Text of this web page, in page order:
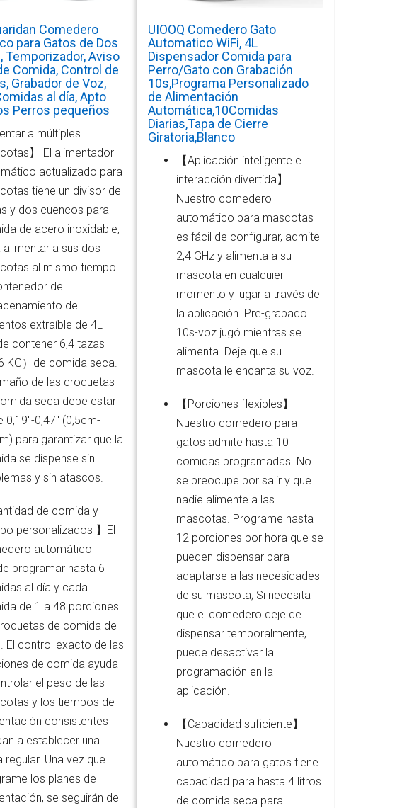
Comedero
para Gatos de Dos
Temporizador, Aviso
Comida, Control de
Grabador de Voz,
al día, Apto
Perros pequeños
a múltiples
】 El alimentador
actualizado para
tiene un divisor de
y dos cuencos para
de acero inoxidable,
alimentar a sus dos
al mismo tiempo.
de
de
extraíble de 4L
contener 6,4 tazas
KG）de comida seca.
de las croquetas
seca debe estar
0,19"-0,47" (0,5cm-
para garantizar que la
se dispense sin
y sin atascos.
de comida y
personalizados 】El
automático
programar hasta 6
al día y cada
de 1 a 48 porciones
de comida de
El control exacto de las
de comida ayuda
el peso de las
y los tiempos de
consistentes
a establecer una
regular. Una vez que
los planes de
se seguirán de
UIOOQ Comedero Gato
Automatico WiFi, 4L
Dispensador Comida para
Perro/Gato con Grabación
10s,Programa Personalizado
de Alimentación
Automática,10Comidas
Diarias,Tapa de Cierre
Giratoria,Blanco
【Aplicación inteligente e
interacción divertida】
Nuestro comedero
automático para mascotas
es fácil de configurar, admite
2,4 GHz y alimenta a su
mascota en cualquier
momento y lugar a través de
la aplicación. Pre-grabado
10s-voz jugó mientras se
alimenta. Deje que su
mascota le encanta su voz.
【Porciones flexibles】
Nuestro comedero para
gatos admite hasta 10
comidas programadas. No
se preocupe por salir y que
nadie alimente a las
mascotas. Programe hasta
12 porciones por hora que se
pueden dispensar para
adaptarse a las necesidades
de su mascota; Si necesita
que el comedero deje de
dispensar temporalmente,
puede desactivar la
programación en la
aplicación.
【Capacidad suficiente】
Nuestro comedero
automático para gatos tiene
capacidad para hasta 4 litros
de comida seca para